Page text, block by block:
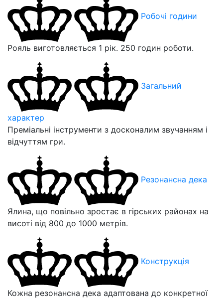
Робочі години
Рояль виготовляється 1 рік. 250 годин роботи.
Загальний
характер
Преміальні інструменти з досконалим звучанням і
відчуттям гри.
Резонансна дека
Ялина, що повільно зростає в гірських районах на
висоті від 800 до 1000 метрів.
Конструкція
Кожна резонансна дека адаптована до конкретної